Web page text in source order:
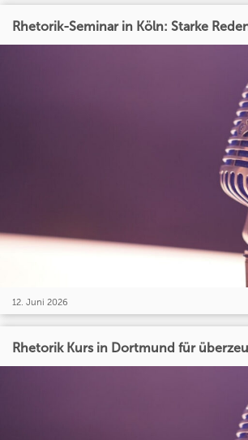
Rhetorik-Seminar in Köln: Starke
12. Juni 2026
Rhetorik Kurs in Dortmund für